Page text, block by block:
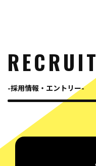
採用情報・エントリー
RECRUIT